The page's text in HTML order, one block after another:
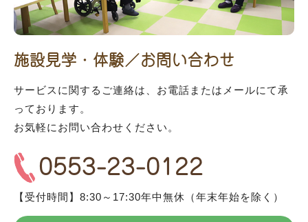
施設見学・体験／お問い合わせ
サービスに関するご連絡は、お電話またはメールにて承
っております。
お気軽にお問い合わせください。
0553-23-0122
【受付時間】8:30～17:30年中無休（年末年始を除く）